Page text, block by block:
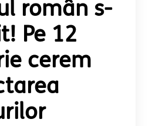
român s-
Pe 12
cerem